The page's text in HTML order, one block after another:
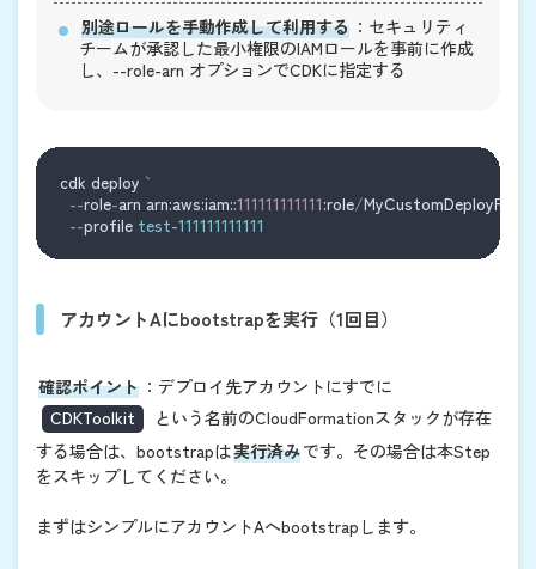
別途ロールを手動作成して利用する ：セキュリティ
チームが承認した最小権限のIAMロールを事前に作成
し、 --role-arn オプションでCDKに指定する
cdk deploy
--role-arn arn:aws:iam::111111111111:role/MyCustomDeployRole
--profile test-111111111111
アカウントAにbootstrapを実行（1回目）
確認ポイント ：デプロイ先アカウントにすでに
CDKToolkit
という名前のCloudFormationスタックが存在
する場合は、bootstrapは実行済みです。その場合は本Step
をスキップしてください。
まずはシンプルにアカウントAへbootstrapします。